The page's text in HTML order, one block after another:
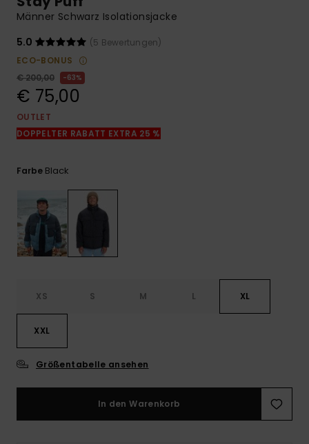
Finden Sie
Antworten auf
die häufigsten
Fragen sowie
Männer Schwarz Isolationsjacke
5.0
(5 Bewertungen)
ECO-BONUS
€ 200,00
63%
€ 75,00
OUTLET
DOPPELTER RABATT EXTRA 25 %
Farbe Black
XS S M L XL
XXL
Größentabelle ansehen
In den Warenkorb